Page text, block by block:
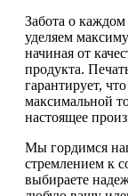
Забота о
уделяем
начиная от
продукта.
гарантирует,
максимальной
настоящее
Мы гордимся
стремлением к
выбираете